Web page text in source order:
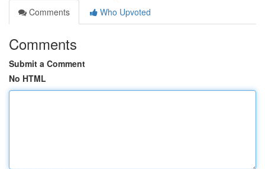
Comments
Who Upvoted
Comments
Submit a Comment
No HTML